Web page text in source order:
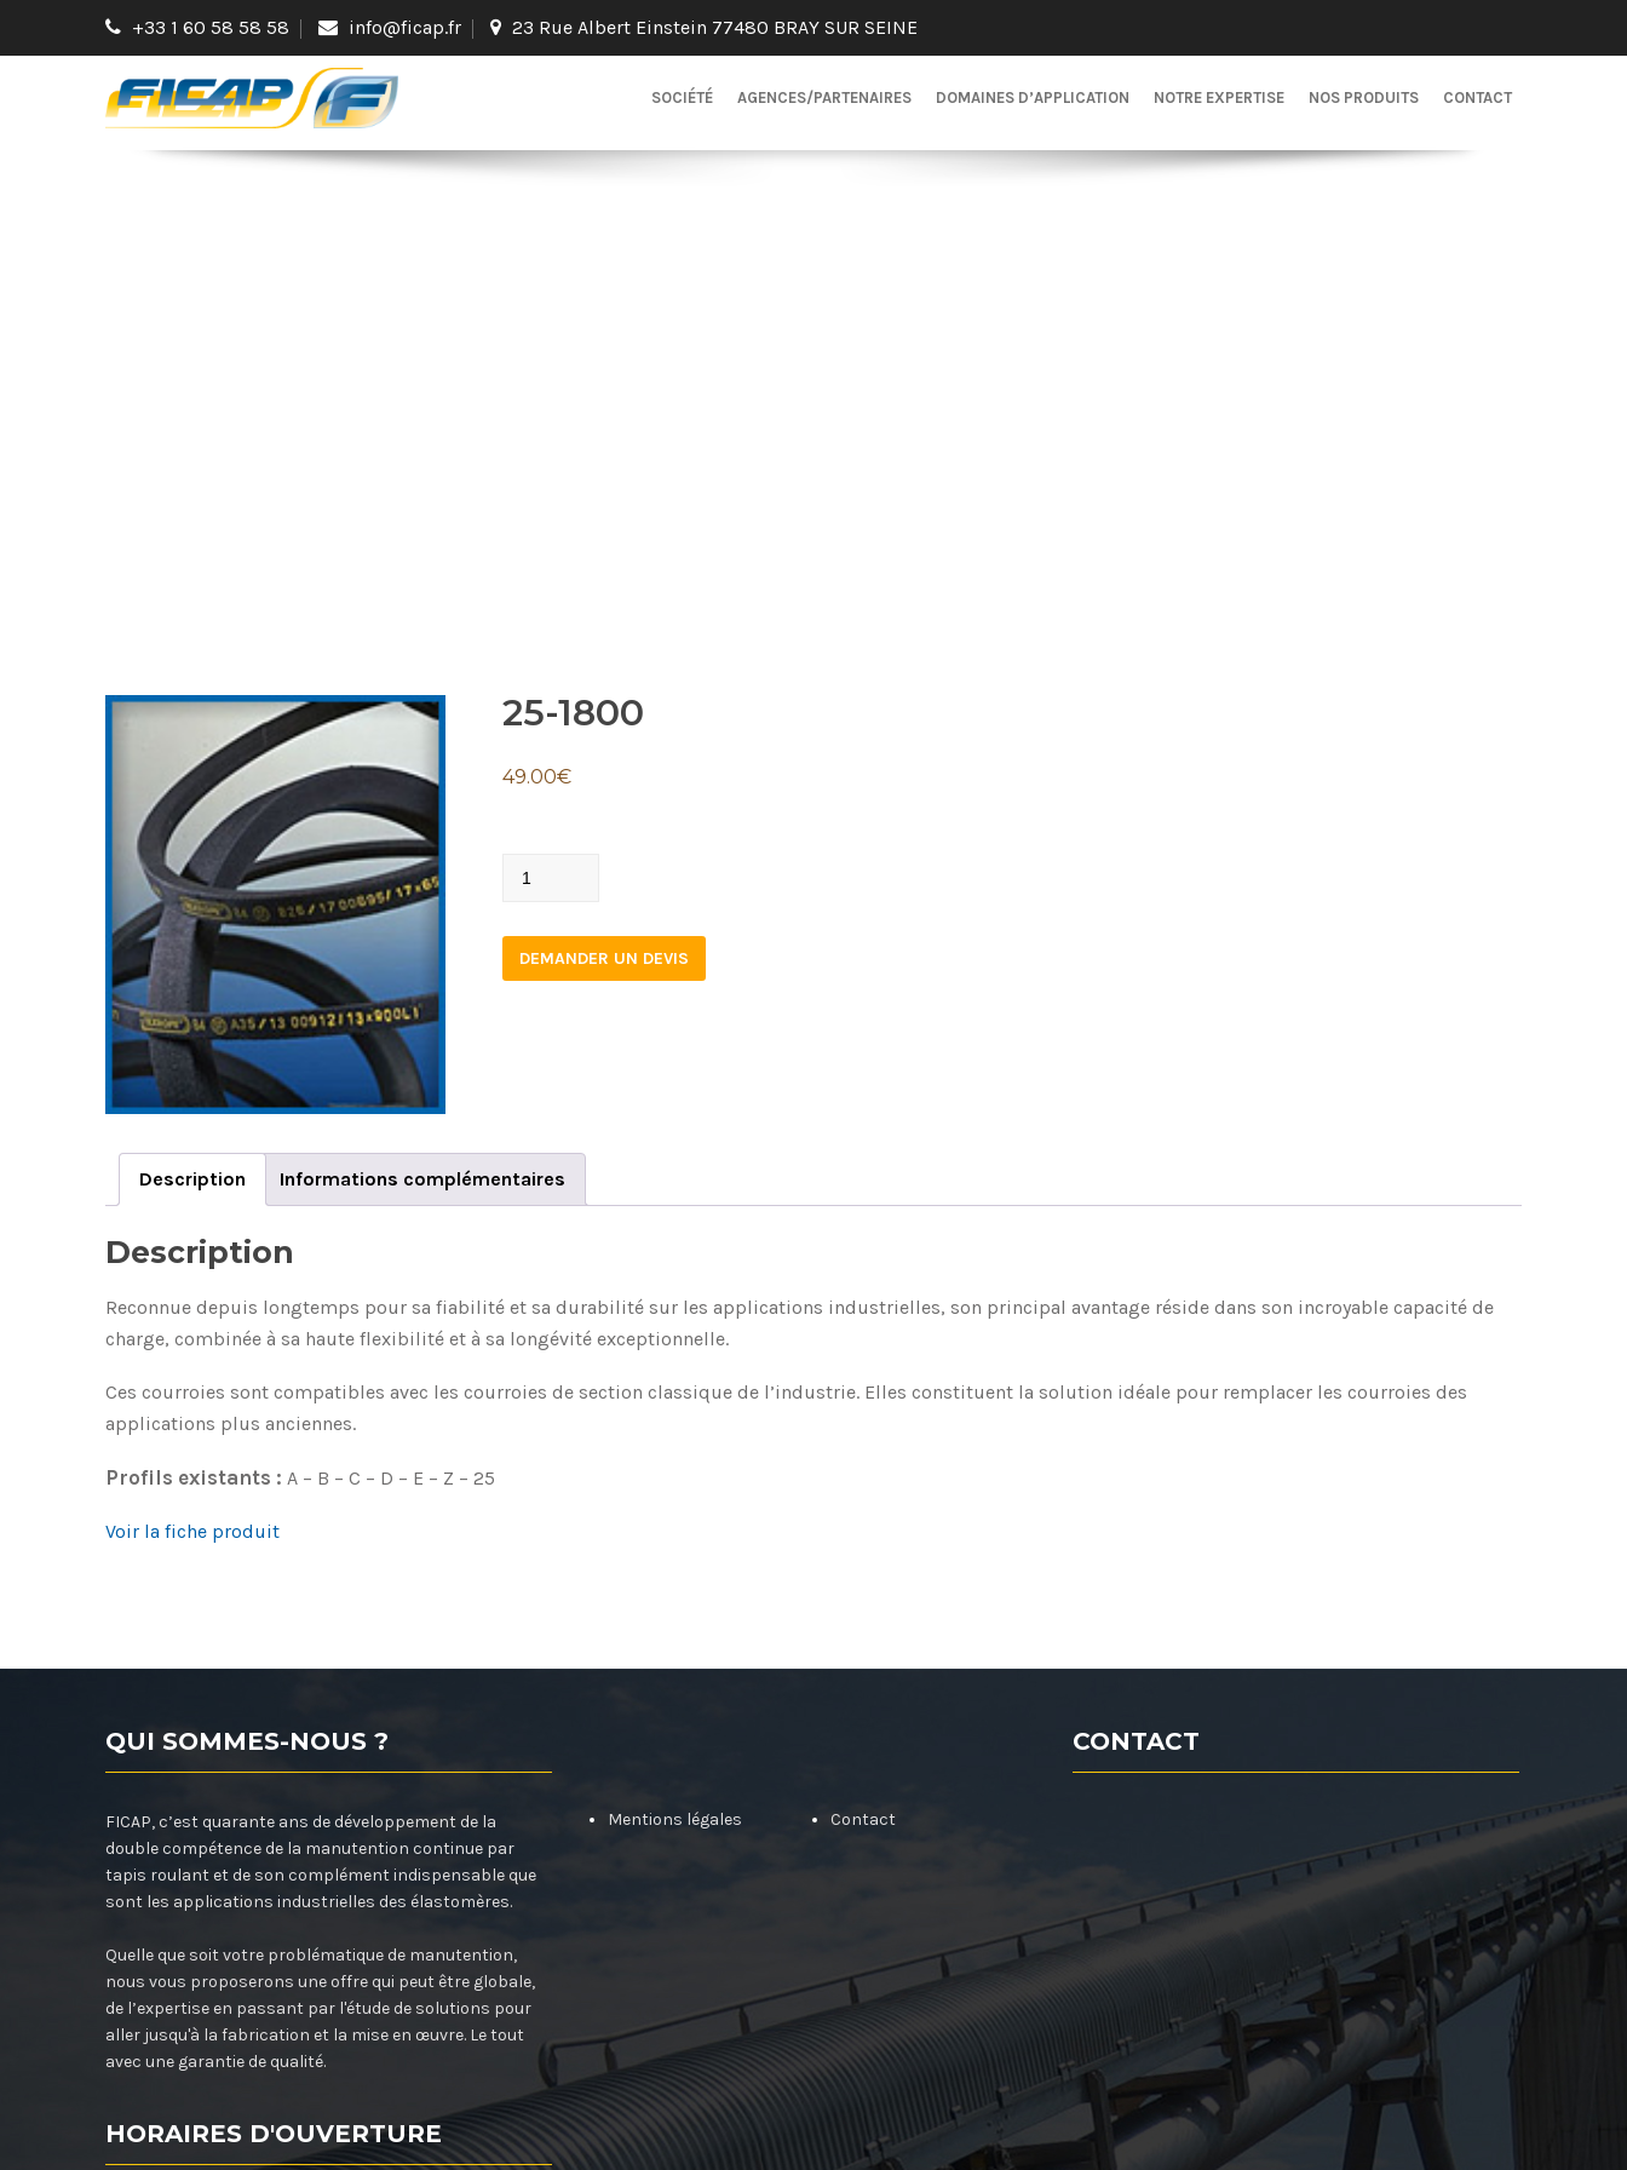
+33 1 60 58 58 58 info@ficap.fr 23 Rue Albert Einstein 77480 BRAY SUR SEINE
SOCIÉTÉ AGENCES/PARTENAIRES DOMAINES D’APPLICATION NOTRE EXPERTISE NOS PRODUITS CONTACT
25-1800
49.00€
25-
quantity
DEMANDER UN DEVIS
Description Informations complémentaires
Description
Reconnue depuis longtemps pour sa fiabilité et sa durabilité sur les applications industrielles, son principal avantage réside dans son incroyable capacité de
charge, combinée à sa haute flexibilité et à sa longévité exceptionnelle.
Ces courroies sont compatibles avec les courroies de section classique de l’industrie. Elles constituent la solution idéale pour remplacer les courroies des
applications plus anciennes.
Profils existants : A – B – C – D – E – Z – 25
Voir la fiche produit
QUI SOMMES-NOUS ?
FICAP, c’est quarante ans de développement de la
double compétence de la manutention continue par
tapis roulant et de son complément indispensable que
sont les applications industrielles des élastomères.
Quelle que soit votre problématique de manutention,
nous vous proposerons une offre qui peut être globale,
de l’expertise en passant par l'étude de solutions pour
aller jusqu'à la fabrication et la mise en œuvre. Le tout
avec une garantie de qualité.
HORAIRES D'OUVERTURE
Mentions légales Contact
CONTACT